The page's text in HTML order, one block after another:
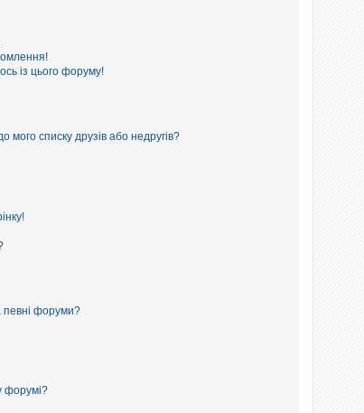
із цього форуму!
мого списку друзів або недругів?
певні форуми?
форумі?